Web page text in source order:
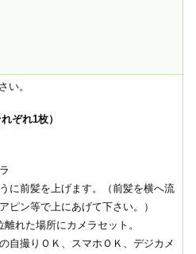
い。
ぞれ1枚）
に前髪を上げます。（前髪を横へ流
ピン等で上にあげて下さい。）
離れた場所にカメラセット。
自撮りＯＫ、スマホＯＫ、デジカメ